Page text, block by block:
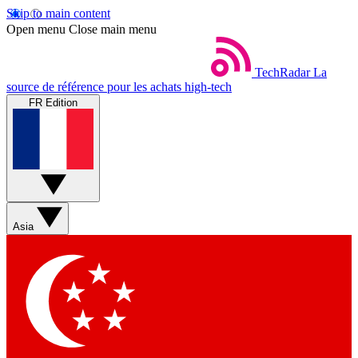
Skip to main content
Open menu Close main menu
TechRadar La
source de référence pour les achats high-tech
FR Edition
Asia